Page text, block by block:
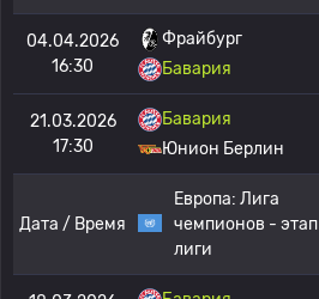
04.04.2026
16:30
Фрайбург
Бавария
21.03.2026
17:30
Бавария
Юнион Берлин
Дата / Время
Европа: Лига
чемпионов - этап
лиги